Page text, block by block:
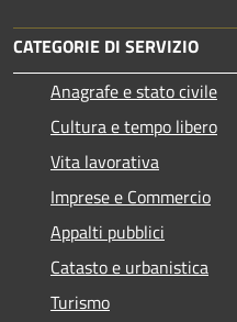
CATEGORIE DI SERVIZIO
Anagrafe e stato civile
Cultura e tempo libero
Vita lavorativa
Imprese e Commercio
Appalti pubblici
Catasto e urbanistica
Turismo